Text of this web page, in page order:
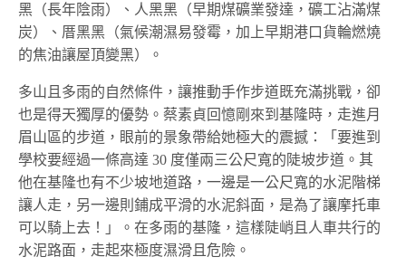
黑（長年陰雨）、人黑黑（早期煤礦業發達，礦工沾滿煤
炭）、厝黑黑（氣候潮濕易發霉，加上早期港口貨輪燃燒
的焦油讓屋頂變黑）。
多山且多雨的自然條件，讓推動手作步道既充滿挑戰，卻
也是得天獨厚的優勢。蔡素貞回憶剛來到基隆時，走進月
眉山區的步道，眼前的景象帶給她極大的震撼：「要進到
學校要經過一條高達 30 度僅兩三公尺寬的陡坡步道。其
他在基隆也有不少坡地道路，一邊是一公尺寬的水泥階梯
讓人走，另一邊則鋪成平滑的水泥斜面，是為了讓摩托車
可以騎上去！」。在多雨的基隆，這樣陡峭且人車共行的
水泥路面，走起來極度濕滑且危險。